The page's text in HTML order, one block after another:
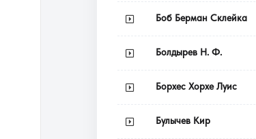
Боб Берман Склейка
Болдырев Н. Ф.
Борхес Хорхе Луис
Булычев Кир